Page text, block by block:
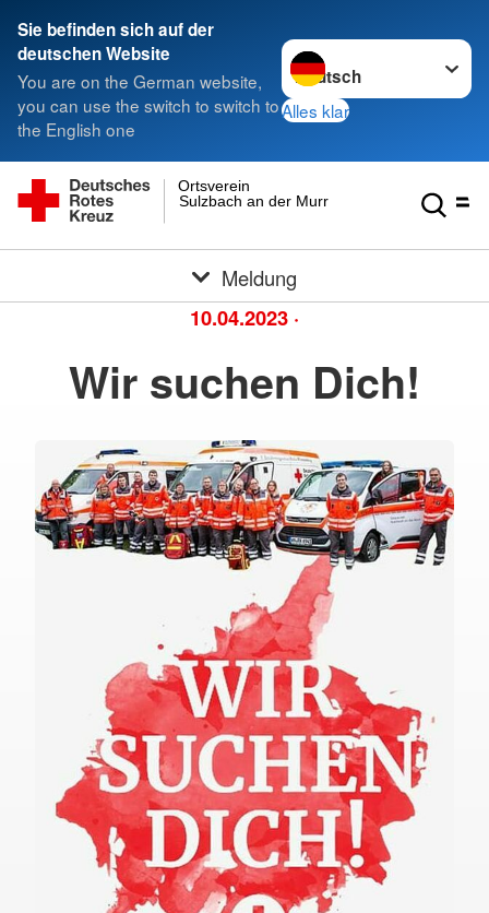
Sie befinden sich auf der
deutschen Website
You are on the German website,
you can use the switch to switch to
the English one
Sprache wechseln zu
Alles klar
Sulzbach an der Murr
Ortsverein
Meldung
10.04.2023 ·
Wir suchen Dich!